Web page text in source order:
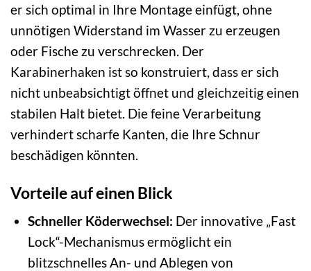
er sich optimal in Ihre Montage einfügt, ohne
unnötigen Widerstand im Wasser zu erzeugen
oder Fische zu verschrecken. Der
Karabinerhaken ist so konstruiert, dass er sich
nicht unbeabsichtigt öffnet und gleichzeitig einen
stabilen Halt bietet. Die feine Verarbeitung
verhindert scharfe Kanten, die Ihre Schnur
beschädigen könnten.
Vorteile auf einen Blick
Schneller Köderwechsel: Der innovative „Fast
Lock“-Mechanismus ermöglicht ein
blitzschnelles An- und Ablegen von